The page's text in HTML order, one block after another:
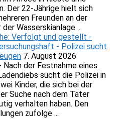
Der 22-Jährige hielt sich
Freunden an der
Wasserskianlage ...
Verfolgt und gestellt -
- Polizei sucht
7. August 2026
der Festnahme eines
sucht die Polizei in
Kinder, die sich bei der
Suche nach dem Täter
verhalten haben. Den
zufolge ...